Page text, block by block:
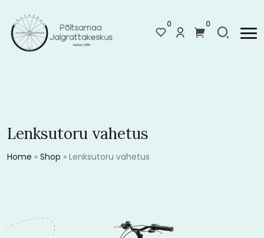
0 0
Lenksutoru vahetus
Home » Shop » Lenksutoru vahetus